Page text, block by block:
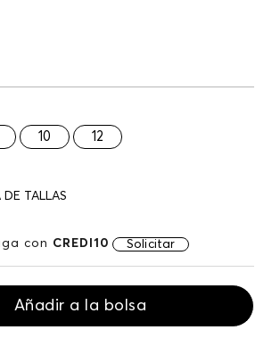
10 12
DE TALLAS
con CREDI10 Solicitar
Añadir a la bolsa